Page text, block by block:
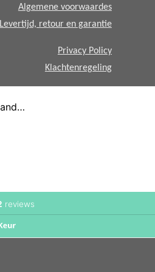
Algemene voorwaardes
Levertijd, retour en garantie
Privacy Policy
Klachtenregeling